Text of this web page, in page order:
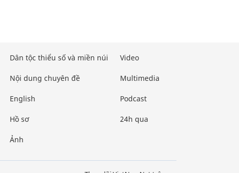
Dân tộc thiểu số và miền núi
Nội dung chuyên đề
English
Hồ sơ
Ảnh
Video
Multimedia
Podcast
24h qua